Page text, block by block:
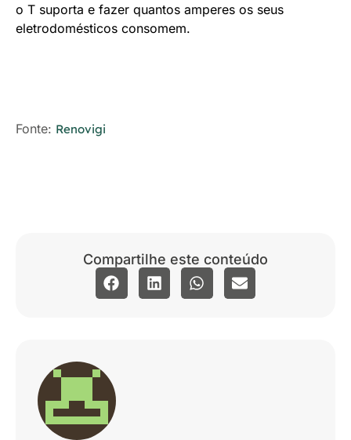
o T suporta e fazer quantos amperes os seus
eletrodomésticos consomem.
Fonte: Renovigi
Compartilhe este conteúdo